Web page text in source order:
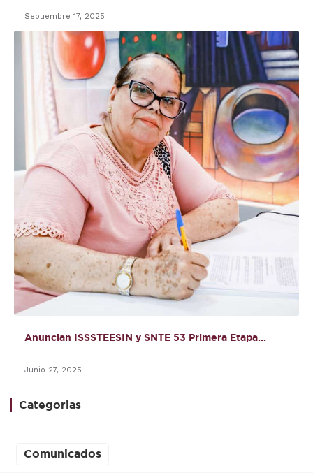
Septiembre 17, 2025
Anuncian ISSSTEESIN y SNTE 53 Primera Etapa...
Junio 27, 2025
Categorias
Comunicados